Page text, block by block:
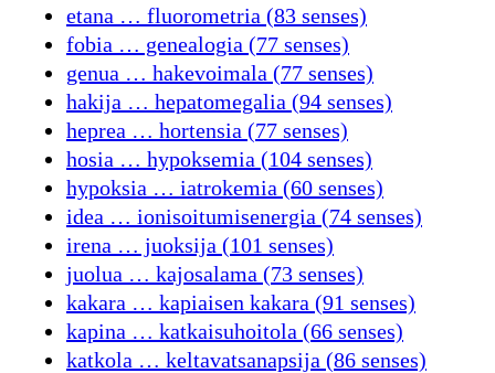
etana … fluorometria (83 senses)
fobia … genealogia (77 senses)
genua … hakevoimala (77 senses)
hakija … hepatomegalia (94 senses)
heprea … hortensia (77 senses)
hosia … hypoksemia (104 senses)
hypoksia … iatrokemia (60 senses)
idea … ionisoitumisenergia (74 senses)
irena … juoksija (101 senses)
juolua … kajosalama (73 senses)
kakara … kapiaisen kakara (91 senses)
kapina … katkaisuhoitola (66 senses)
katkola … keltavatsanapsija (86 senses)